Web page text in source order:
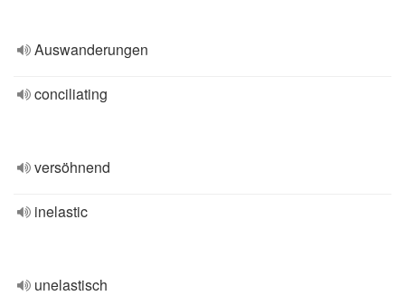
Auswanderungen
conciliating
versöhnend
inelastic
unelastisch